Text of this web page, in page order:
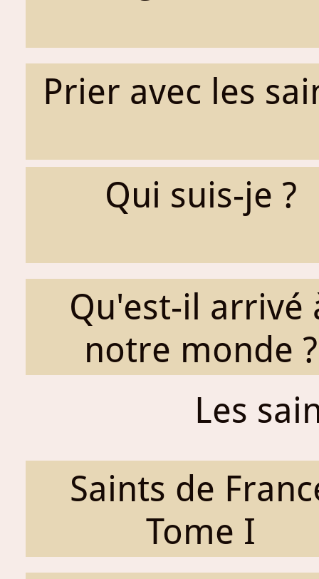
Prier avec les
Qui suis-je ?
Qu'est-il arrivé
notre monde ?
Les
Saints de
Tome I